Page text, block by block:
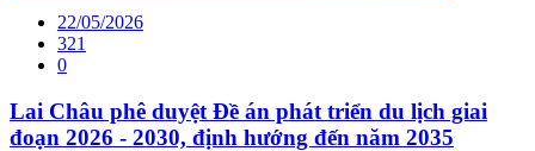
22/05/2026
321
0
Lai Châu phê duyệt Đề án phát triển du lịch giai
đoạn 2026 - 2030, định hướng đến năm 2035